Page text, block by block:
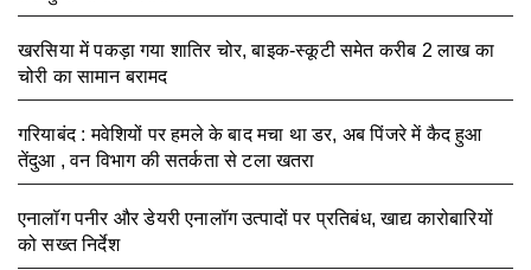
खरसिया में पकड़ा गया शातिर चोर, बाइक-स्कूटी समेत करीब 2 लाख का
चोरी का सामान बरामद
गरियाबंद : मवेशियों पर हमले के बाद मचा था डर, अब पिंजरे में कैद हुआ
तेंदुआ , वन विभाग की सतर्कता से टला खतरा
एनालॉग पनीर और डेयरी एनालॉग उत्पादों पर प्रतिबंध, खाद्य कारोबारियों
को सख्त निर्देश